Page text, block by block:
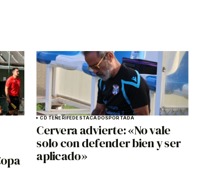
CD TENERIFEDESTACADOSPORTADA
Cervera advierte: «No vale
solo con defender bien y ser
aplicado»